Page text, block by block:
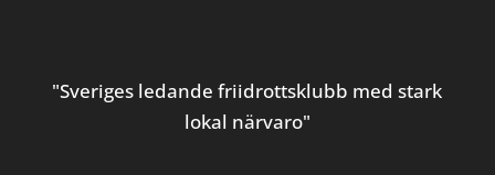
"Sveriges ledande friidrottsklubb med stark
lokal närvaro"